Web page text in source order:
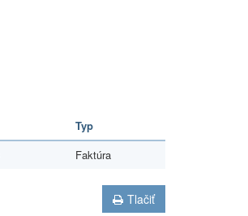
Typ
Faktúra
Tlačiť